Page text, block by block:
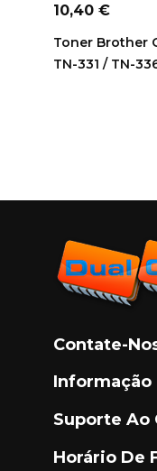
Preço
10,40 €
Toner Brother
TN-331 / TN-
Contate-
Informação
Suporte Ao
Horário De